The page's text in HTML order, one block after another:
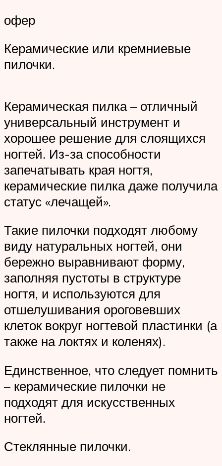
офер
Керамические или кремниевые
пилочки.
Керамическая пилка – отличный
универсальный инструмент и
хорошее решение для слоящихся
ногтей. Из-за способности
запечатывать края ногтя,
керамические пилка даже получила
статус «лечащей».
Такие пилочки подходят любому
виду натуральных ногтей, они
бережно выравнивают форму,
заполняя пустоты в структуре
ногтя, и используются для
отшелушивания ороговевших
клеток вокруг ногтевой пластинки (а
также на локтях и коленях).
Единственное, что следует помнить
– керамические пилочки не
подходят для искусственных
ногтей.
Стеклянные пилочки.